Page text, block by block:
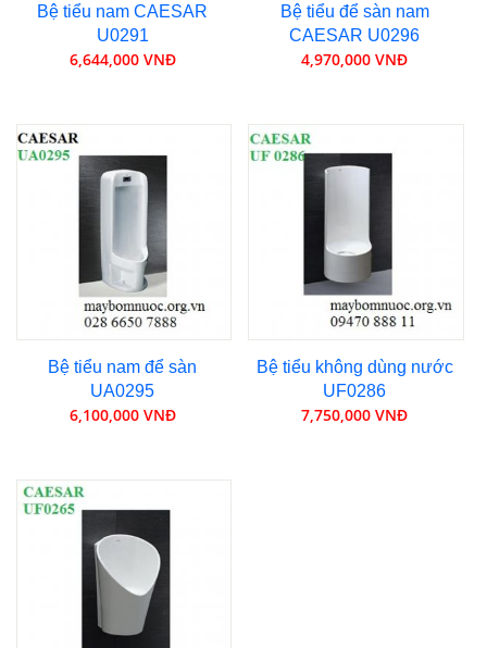
Bệ tiểu nam CAESAR
U0291
6,644,000 VNĐ
Bệ tiểu để sàn nam
CAESAR U0296
4,970,000 VNĐ
Bệ tiểu nam để sàn
UA0295
6,100,000 VNĐ
Bệ tiểu không dùng nước
UF0286
7,750,000 VNĐ